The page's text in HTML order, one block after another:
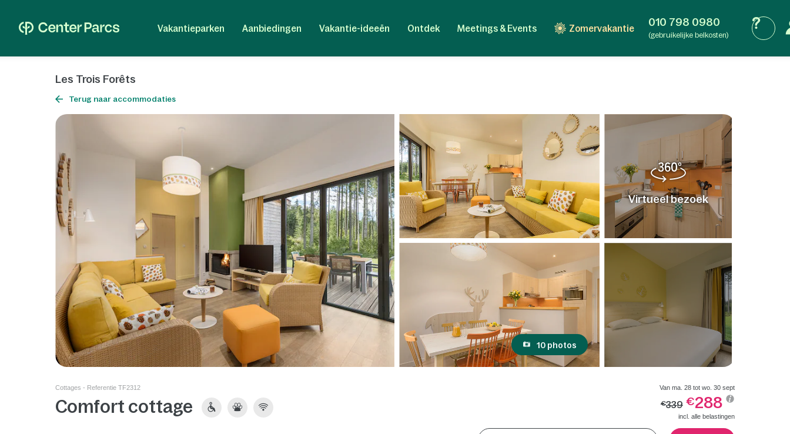
Vakantieparken Aanbiedingen Vakantie-ideeën Ontdek Meetings & Events Zomervakantie 010 798 0980
(gebruikelijke belkosten)
Les Trois Forêts
Terug naar accommodaties
10 photos
Virtueel bezoek
Cottages - Referentie TF2312
Comfort cottage
Van ma. 28 tot wo. 30 sept
€339 €288
incl. alle belastingen